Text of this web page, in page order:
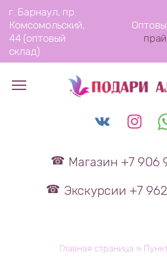
Перейти
содержанию
г. Барнаул, пр.
Комсомольский,
44 (оптовый
склад)
Магазин +7 906
Экскурсии +7
Главная страница »